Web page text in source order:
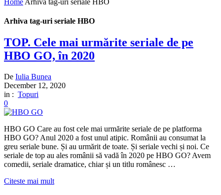
Arhiva tag-uri seriale HBO
TOP. Cele mai urmărite seriale de pe
HBO GO, în 2020
De Iulia Bunea
December 12, 2020
in : Topuri
0
HBO GO Care au fost cele mai urmărite seriale de pe platforma
HBO GO? Anul 2020 a fost unul atipic. Românii au consumat la
greu seriale bune. Și au urmărit de toate. Și seriale vechi și noi. Ce
seriale de top au ales românii să vadă în 2020 pe HBO GO? Avem
comedii, seriale dramatice, chiar și un titlu românesc …
Citeste mai mult